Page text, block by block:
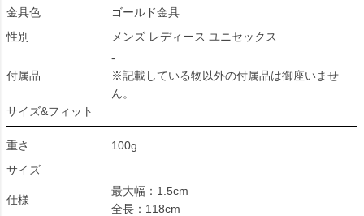
金具色
ゴールド金具
性別
メンズ レディース ユニセックス
付属品
-
※記載している物以外の付属品は御座いませ
ん。
サイズ&フィット
重さ
100g
サイズ
仕様
最大幅：1.5cm
全長：118cm